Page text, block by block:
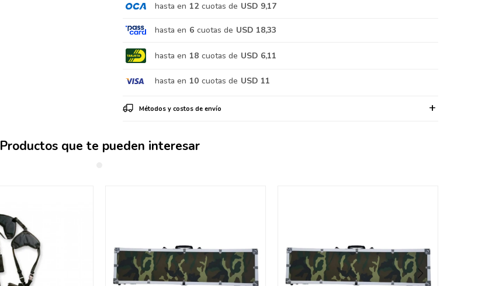
hasta en 12 cuotas de USD 9,17
hasta en 6 cuotas de USD 18,33
hasta en 18 cuotas de USD 6,11
hasta en 10 cuotas de USD 11
Métodos y costos de envío
Productos que te pueden interesar